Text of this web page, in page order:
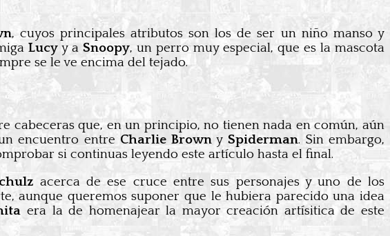
, cuyos principales atributos son los de ser un niño manso y
Lucyy a Snoopy, un perro muy especial, que es la mascota
se le ve encima del tejado.
cabeceras que, en un principio, no tienen nada en común, aún
encuentro entre Charlie Brown y Spiderman. Sin embargo,
si continuas leyendo este artículo hasta el final.
acerca de ese cruce entre sus personajes y uno de los
aunque queremos suponer que le hubiera parecido una idea
era la de homenajear la mayor creación artísitica de este